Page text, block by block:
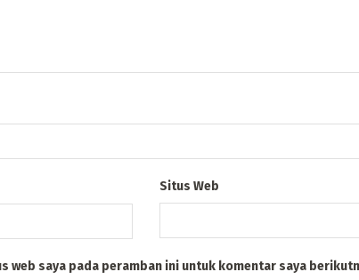
Situs Web
web saya pada peramban ini untuk komentar saya